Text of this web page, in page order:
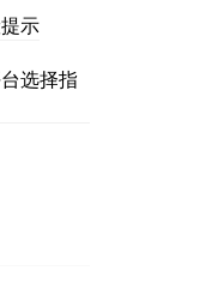
示
选择指